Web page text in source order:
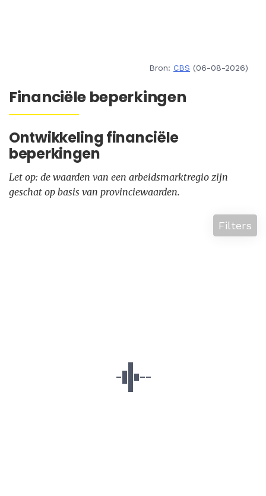
Bron: CBS (06-08-2026)
Financiële beperkingen
Ontwikkeling financiële
beperkingen
Let op: de waarden van een arbeidsmarktregio zijn
geschat op basis van provinciewaarden.
Filters